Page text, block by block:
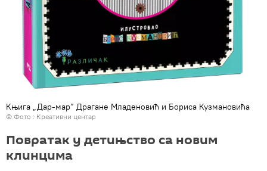
Књига „Дар-мар” Драганe Младеновић и Борисa Кузмановићa
© Фото : Креативни центар
Повратак у детињство са новим
клинцима